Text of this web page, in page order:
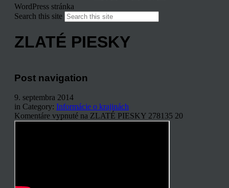
WordPress stránka
Search this site
ZLATÉ PIESKY
Post navigation
9. septembra 2014
in Category: Informácie o krajinách
Komentáre vypnuté na ZLATÉ PIESKY 278135 20